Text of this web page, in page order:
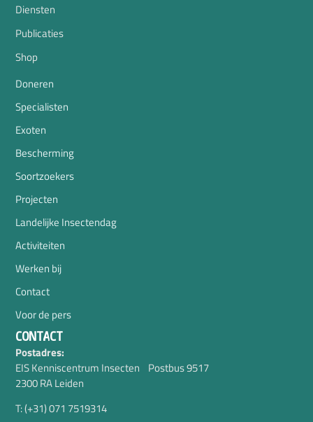
Diensten
Publicaties
Shop
Doneren
Specialisten
Exoten
Bescherming
Soortzoekers
Projecten
Landelijke Insectendag
Activiteiten
Werken bij
Contact
Voor de pers
CONTACT
Postadres:
EIS Kenniscentrum Insecten Postbus 9517
2300 RA Leiden
T: (+31) 071 7519314